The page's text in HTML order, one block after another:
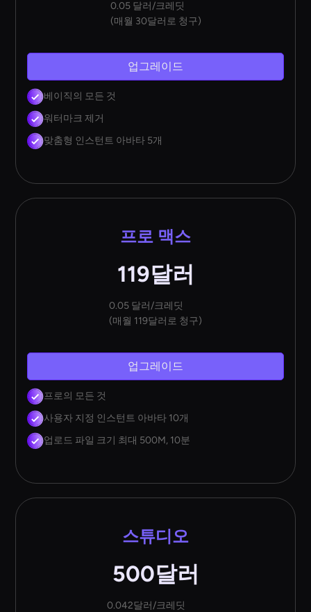
0.05 달러/크레딧
(매월 30달러로 청구)
업그레이드
베이직의 모든 것
워터마크 제거
맞춤형 인스턴트 아바타 5개
프로 맥스
119달러
0.05 달러/크레딧
(매월 119달러로 청구)
업그레이드
프로의 모든 것
사용자 지정 인스턴트 아바타 10개
업로드 파일 크기 최대 500M, 10분
스튜디오
500달러
0.042달러/크레딧